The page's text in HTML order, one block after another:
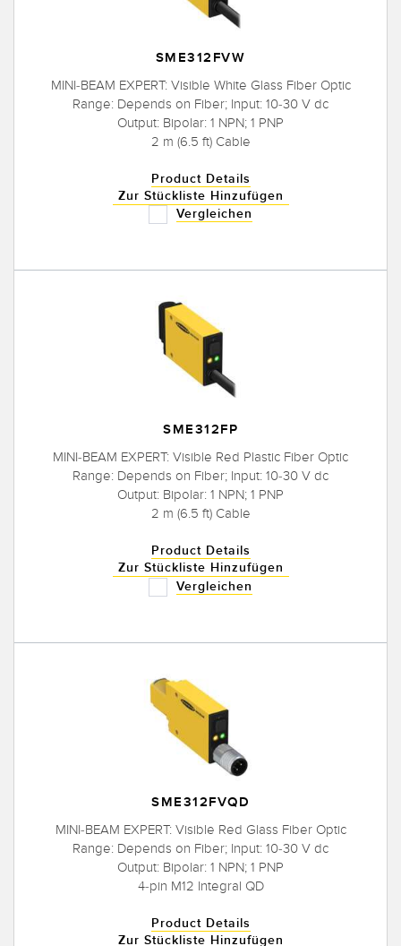
SME312FVW
MINI-BEAM EXPERT: Visible White Glass Fiber Optic
Range: Depends on Fiber; Input: 10-30 V dc
Output: Bipolar: 1 NPN; 1 PNP
2 m (6.5 ft) Cable
Product Details
Zur Stückliste Hinzufügen
Vergleichen
SME312FP
MINI-BEAM EXPERT: Visible Red Plastic Fiber Optic
Range: Depends on Fiber; Input: 10-30 V dc
Output: Bipolar: 1 NPN; 1 PNP
2 m (6.5 ft) Cable
Product Details
Zur Stückliste Hinzufügen
Vergleichen
SME312FVQD
MINI-BEAM EXPERT: Visible Red Glass Fiber Optic
Range: Depends on Fiber; Input: 10-30 V dc
Output: Bipolar: 1 NPN; 1 PNP
4-pin M12 Integral QD
Product Details
Zur Stückliste Hinzufügen